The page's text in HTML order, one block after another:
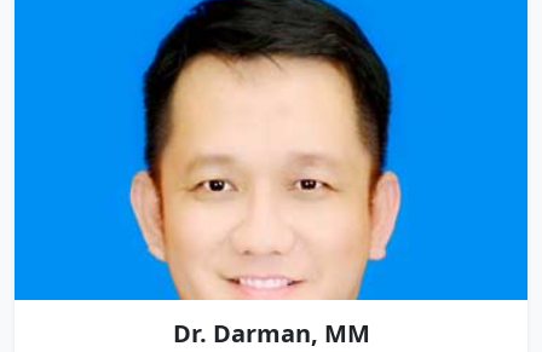
Dr. Darman, MM